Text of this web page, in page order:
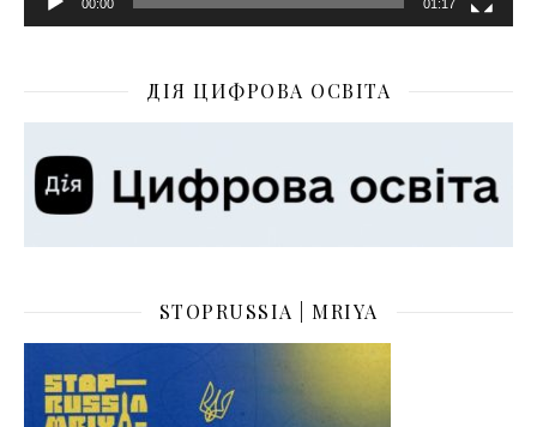
00:00 01:17
ДІЯ ЦИФРОВА ОСВІТА
STOPRUSSIA | MRIYA